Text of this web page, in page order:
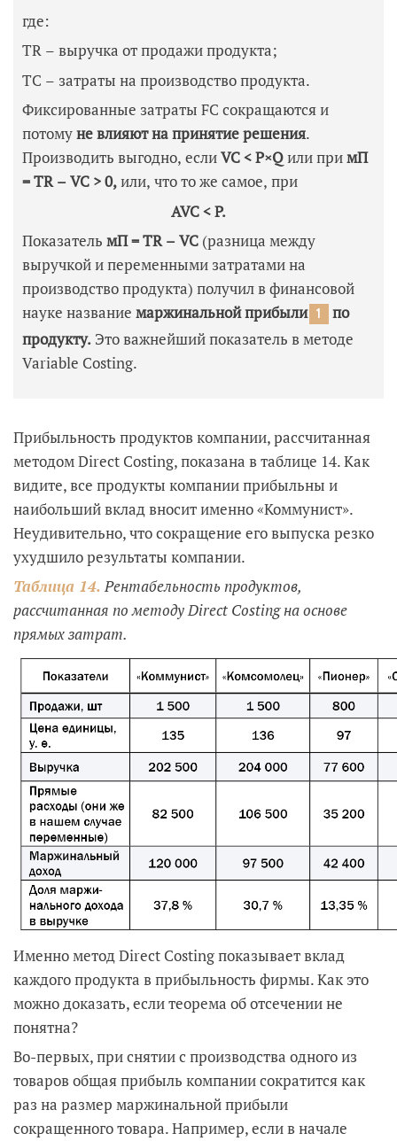
где:
TR – выручка от продажи продукта;
ТС – затраты на производство продукта.
Фиксированные затраты FC сокращаются и
потомуне влияют на принятие решения.
Производить выгодно, еслиVC < P×Qили примП
=TR – VC > 0,или, что то же самое, при
AVC <P.
Показатель мП =TR – VC (разница между
выручкой и переменными затратами на
производство продукта) получил в финансовой
науке название маржинальной прибыли 1
по
продукту. Это важнейший показатель в методе
Variable Costing.
Прибыльность продуктов компании, рассчитанная
методом Direct Costing, показана в таблице 14. Как
видите, все продукты компании прибыльны и
наибольший вклад вносит именно «Коммунист».
Неудивительно, что сокращение его выпуска резко
ухудшило результаты компании.
Таблица 14. Рентабельность продуктов,
рассчитанная по методу Direct Costing на основе
прямых затрат.
Именно метод Direct Costing показывает вклад
каждого продукта в прибыльность фирмы. Как это
можно доказать, если теорема об отсечении не
понятна?
Во-первых, при снятии с производства одного из
товаров общая прибыль компании сократится как
раз на размер маржинальной прибыли
сокращенного товара. Например, если в начале